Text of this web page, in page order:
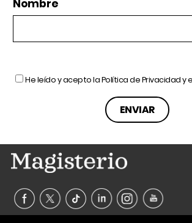
Nombre
He leído y acepto laPolítica de Privacidady